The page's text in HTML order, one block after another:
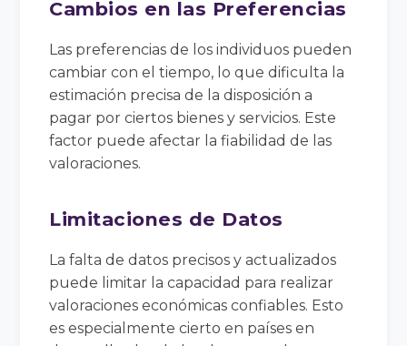
Cambios en las Preferencias
Las preferencias de los individuos pueden
cambiar con el tiempo, lo que dificulta la
estimación precisa de la disposición a
pagar por ciertos bienes y servicios. Este
factor puede afectar la fiabilidad de las
valoraciones.
Limitaciones de Datos
La falta de datos precisos y actualizados
puede limitar la capacidad para realizar
valoraciones económicas confiables. Esto
es especialmente cierto en países en